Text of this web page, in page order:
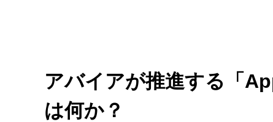
アバイアが推進する「
は何か？